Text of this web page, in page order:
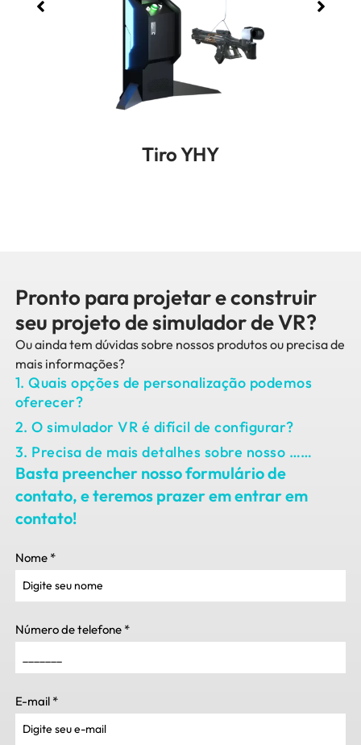
Tiro YHY
Pronto para projetar e construir
seu projeto de simulador de VR?
Ou ainda tem dúvidas sobre nossos produtos ou precisa de
mais informações?
1. Quais opções de personalização podemos
oferecer?
2. O simulador VR é difícil de configurar?
3. Precisa de mais detalhes sobre nosso ……
Basta preencher nosso formulário de
contato, e teremos prazer em entrar em
contato!
Nome *
Número de telefone *
E-mail *